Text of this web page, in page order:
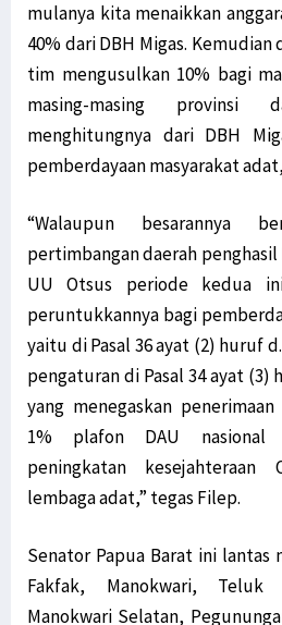
mulanya kita menaikkan
40% dari DBH Migas. Kemudian
tim mengusulkan 10% bagi
masing-masing provinsi
menghitungnya dari DBH
pemberdayaan masyarakat
“Walaupun besarannya
pertimbangan daerah
UU Otsus periode kedua
peruntukkannya bagi
yaitu di Pasal 36 ayat (2) huruf
pengaturan di Pasal 34 ayat
yang menegaskan
1% plafon DAU nasional
peningkatan kesejahteraan
lembaga adat,” tegas Filep.
Senator Papua Barat ini lantas
Fakfak, Manokwari, Teluk
Manokwari Selatan,